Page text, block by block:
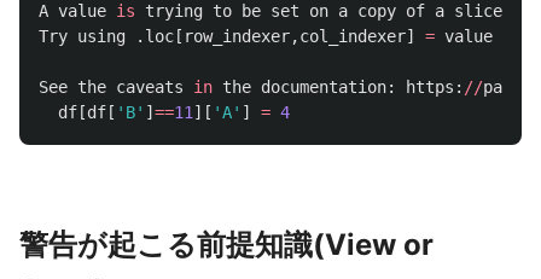
A value is trying to be set on a copy of a slice
Try using . loc [ row_indexer,col_indexer] = value
See the caveats in the documentation: https : //pandas
df [df [ ' B' ] ==11 ][ 'A' ] = 4
警告が起こる前提知識(View or